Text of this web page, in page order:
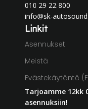
010 29 22 800
info@sk-
Linkit
Asennukset
Meistä
Evästekäytäntö
Tarjoamme 12kk
asennuksiin!